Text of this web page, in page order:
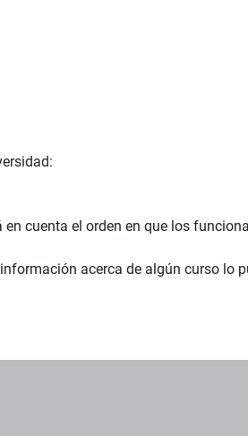
en cuenta el orden en que los
acerca de algún curso lo